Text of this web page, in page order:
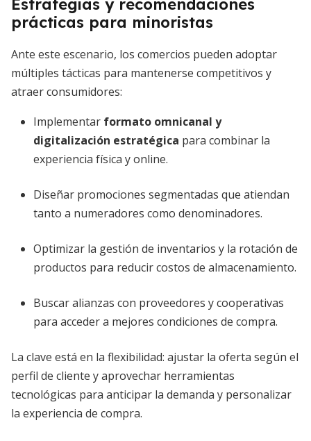
Estrategias y recomendaciones
prácticas para minoristas
Ante este escenario, los comercios pueden adoptar
múltiples tácticas para mantenerse competitivos y
atraer consumidores:
Implementar formato omnicanal y
digitalización estratégica para combinar la
experiencia física y online.
Diseñar promociones segmentadas que atiendan
tanto a numeradores como denominadores.
Optimizar la gestión de inventarios y la rotación de
productos para reducir costos de almacenamiento.
Buscar alianzas con proveedores y cooperativas
para acceder a mejores condiciones de compra.
La clave está en la flexibilidad: ajustar la oferta según el
perfil de cliente y aprovechar herramientas
tecnológicas para anticipar la demanda y personalizar
la experiencia de compra.